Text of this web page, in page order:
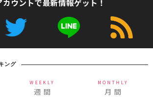
カウントで最新情報ゲット！
ング
WEEKLY
週 間
MONTHLY
月 間